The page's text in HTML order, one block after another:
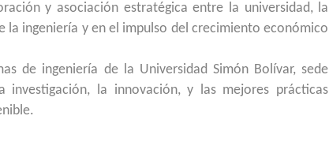
y asociación estratégica entre la universidad, la
la ingeniería y en el impulso del crecimiento económico
de ingeniería de la Universidad Simón Bolívar, sede
la innovación, y las mejores prácticas